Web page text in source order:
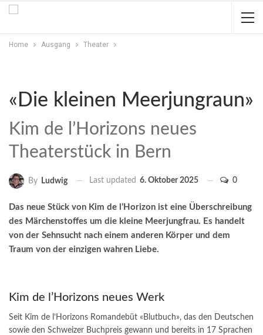
Home Ausgang Theater
«Die kleinen Meerjungraun»
Kim de l’Horizons neues
Theaterstück in Bern
By Ludwig Last updated 6. Oktober 2025 0
Das neue Stück von Kim de l’Horizon ist eine Überschrei­bung
des Märchenstoffes um die kleine Meerjungfrau. Es handelt
von der Sehnsucht nach einem anderen Körper und dem
Traum von der einzigen wahren Liebe.
Kim de l’Horizons neues Werk
Seit Kim de l’Horizons Romandebüt «Blutbuch», das den Deutschen
sowie den Schweizer Buchpreis gewann und bereits in 17 Sprachen